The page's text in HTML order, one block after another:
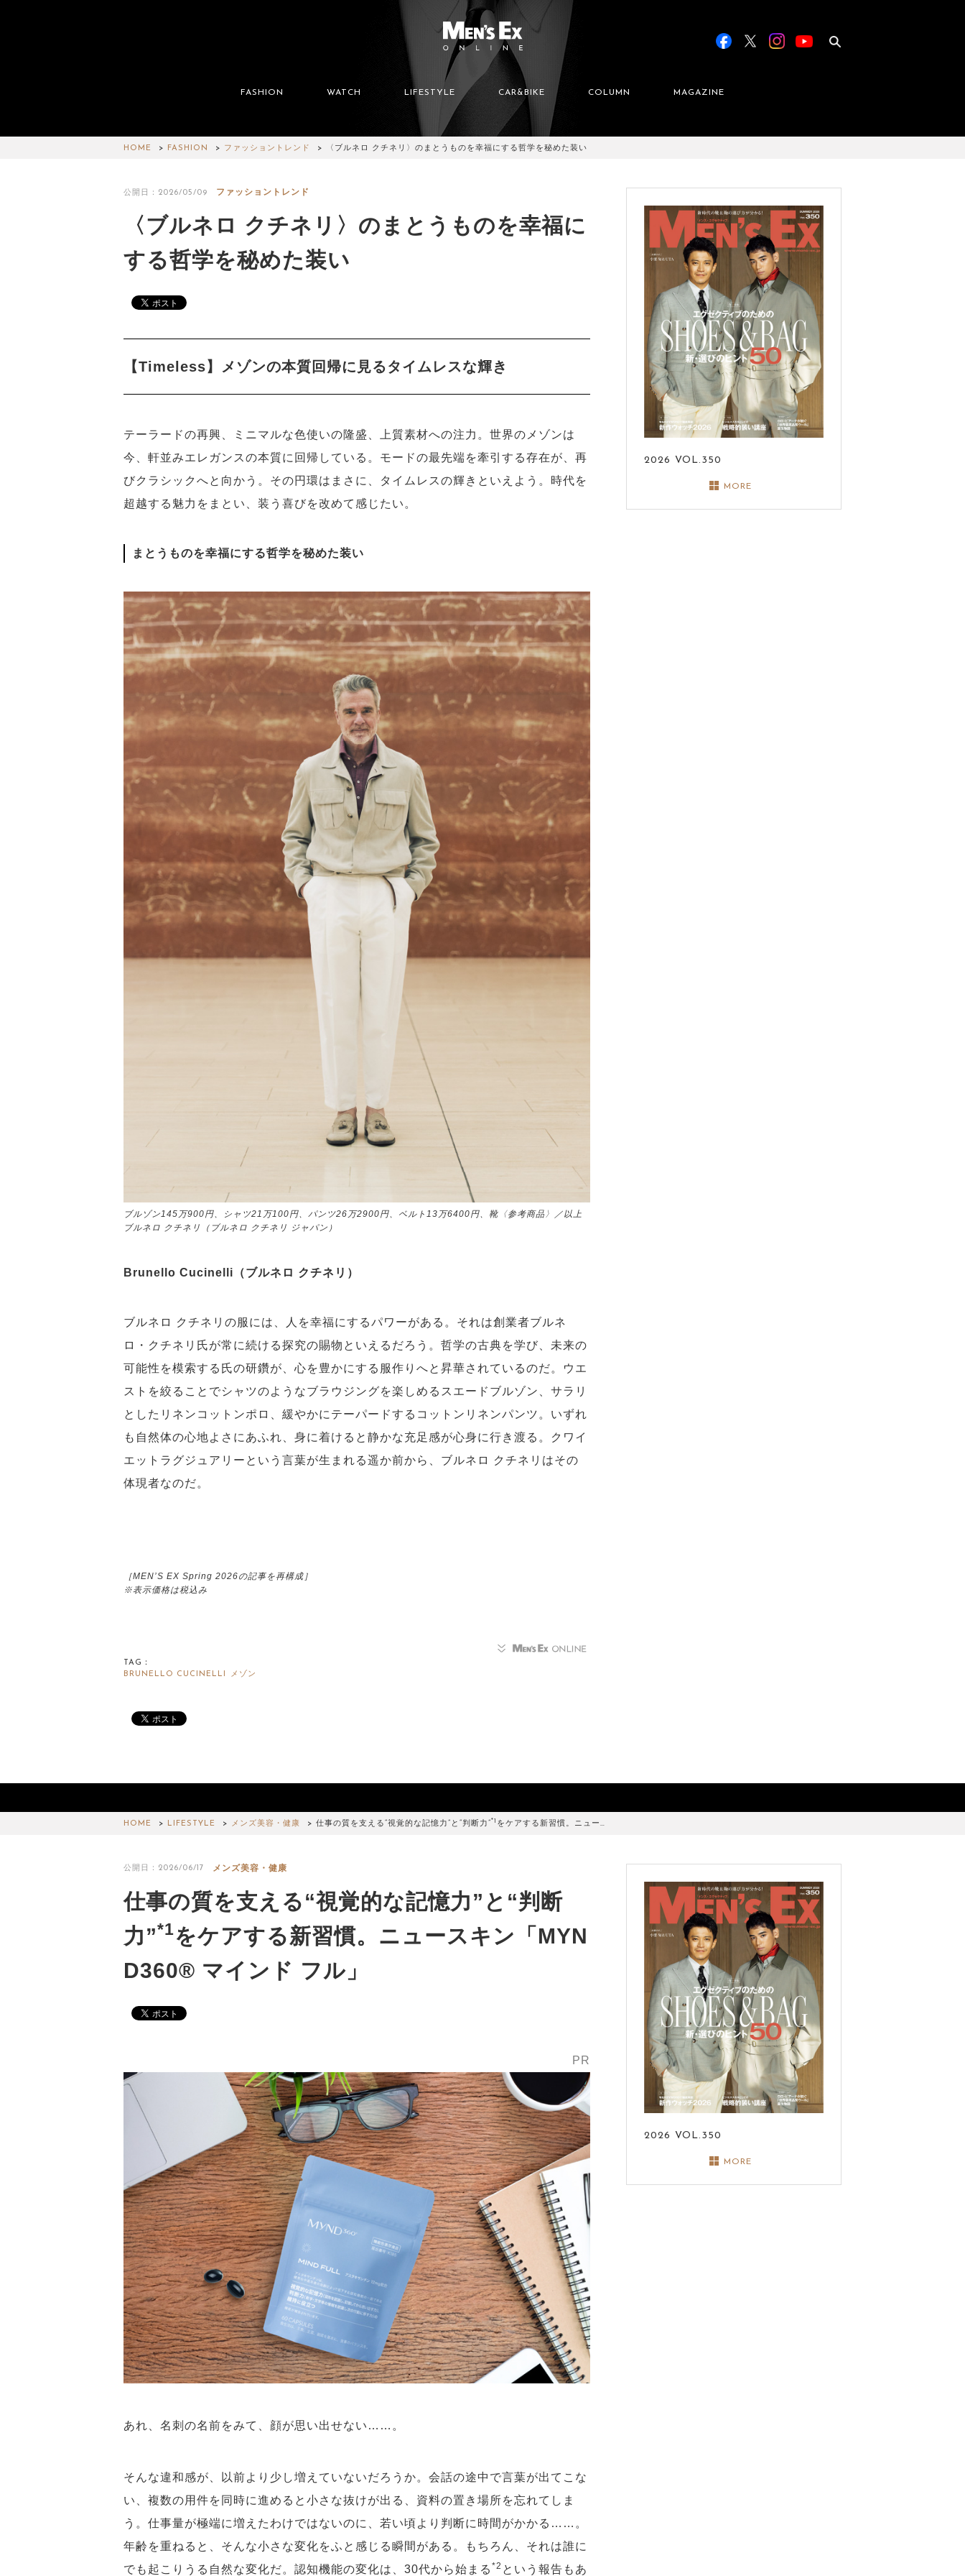
FASHION WATCH LIFESTYLE CAR&BIKE COLUMN MAGAZINE
HOME FASHION ファッショントレンド 〈ブルネロ クチネリ〉のまとうものを幸福にする哲学を秘めた装い
公開日：2026/05/09 ファッショントレンド
〈ブルネロ クチネリ〉のまとうものを幸福に
する哲学を秘めた装い
【Timeless】メゾンの本質回帰に見るタイムレスな輝き
テーラードの再興、ミニマルな色使いの隆盛、上質素材への注力。世界のメゾンは
今、軒並みエレガンスの本質に回帰している。モードの最先端を牽引する存在が、再
びクラシックへと向かう。その円環はまさに、タイムレスの輝きといえよう。時代を
超越する魅力をまとい、装う喜びを改めて感じたい。
まとうものを幸福にする哲学を秘めた装い
ブルゾン145万900円、シャツ21万100円、パンツ26万2900円、ベルト13万6400円、靴〈参考商品〉／以上
ブルネロ クチネリ（ブルネロ クチネリ ジャパン）
Brunello Cucinelli（ブルネロ クチネリ）
ブルネロ クチネリの服には、人を幸福にするパワーがある。それは創業者ブルネ
ロ・クチネリ氏が常に続ける探究の賜物といえるだろう。哲学の古典を学び、未来の
可能性を模索する氏の研鑽が、心を豊かにする服作りへと昇華されているのだ。ウエ
ストを絞ることでシャツのようなブラウジングを楽しめるスエードブルゾン、サラリ
としたリネンコットンポロ、緩やかにテーパードするコットンリネンパンツ。いずれ
も自然体の心地よさにあふれ、身に着けると静かな充足感が心身に行き渡る。クワイ
エットラグジュアリーという言葉が生まれる遥か前から、ブルネロ クチネリはその
体現者なのだ。
［MEN’S EX Spring 2026の記事を再構成］
※表示価格は税込み
TAG：
BRUNELLO CUCINELLI
メゾン
2026 VOL.350
MORE
HOME LIFESTYLE メンズ美容・健康 仕事の質を支える“視覚的な記憶力”と“判断力” *1 をケアする新習慣。ニュー…
公開日：2026/06/17 メンズ美容・健康
仕事の質を支える“視覚的な記憶力”と“判断
力”*1をケアする新習慣。ニュースキン「MYN
D360® マインド フル」
PR
あれ、名刺の名前をみて、顔が思い出せない……。
そんな違和感が、以前より少し増えていないだろうか。会話の途中で言葉が出てこな
い、複数の用件を同時に進めると小さな抜けが出る、資料の置き場所を忘れてしま
う。仕事量が極端に増えたわけではないのに、若い頃より判断に時間がかかる……。
年齢を重ねると、そんな小さな変化をふと感じる瞬間がある。もちろん、それは誰に
でも起こりうる自然な変化だ。認知機能の変化は、30代から始まる *2 という報告もあ
2026 VOL.350
MORE